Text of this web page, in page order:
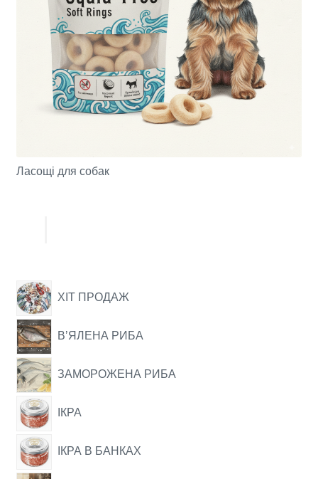
Ласощі для собак
ХІТ ПРОДАЖ
ВʼЯЛЕНА РИБА
ЗАМОРОЖЕНА РИБА
ІКРА
ІКРА В БАНКАХ